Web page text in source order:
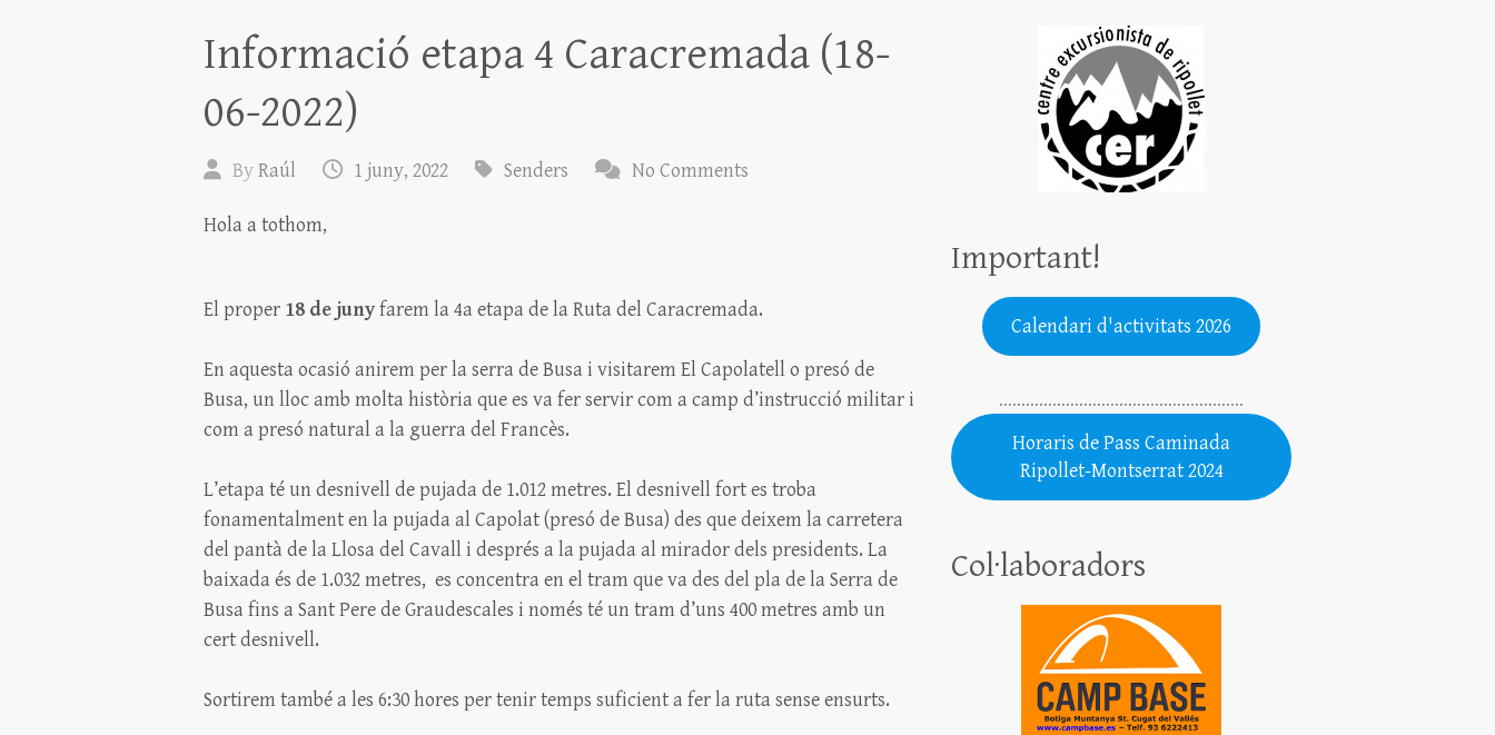
Informació etapa 4 Caracremada (18-
06-2022)
ByRaúl 1 juny, 2022 Senders No Comments
Hola a tothom,
El proper 18 de junyfarem la 4a etapa de la Ruta del Caracremada.
En aquesta ocasió anirem per la serra de Busa i visitarem El Capolatell o presó de
Busa, un lloc amb molta història que es va fer servir com a camp d’instrucció militar i
com a presó natural a la guerra del Francès.
L’etapa té un desnivell de pujada de 1.012 metres. El desnivell fort es troba
fonamentalment en la pujada al Capolat (presó de Busa) des que deixem la carretera
del pantà de la Llosa del Cavall i després a la pujada al mirador dels presidents. La
baixada és de 1.032 metres, es concentra en el tram que va des del pla de la Serra de
Busa fins a Sant Pere de Graudescales i només té un tram d’uns 400 metres amb un
cert desnivell.
Sortirem també a les 6:30 hores per tenir temps suficient a fer la ruta sense ensurts.
Important!
Calendari d'activitats 2026
.......................................................
Horaris de Pass Caminada
Ripollet-Montserrat 2024
Col·laboradors